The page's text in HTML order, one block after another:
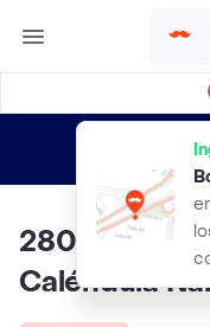
envíos
280 Semillas
Caléndula